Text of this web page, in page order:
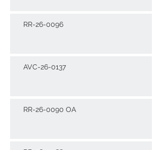
RR-26-0096
AVC-26-0137
RR-26-0090 OA